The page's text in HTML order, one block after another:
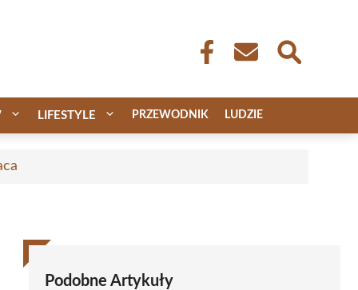
LIFESTYLE PRZEWODNIK LUDZIE
Podobne Artykuły